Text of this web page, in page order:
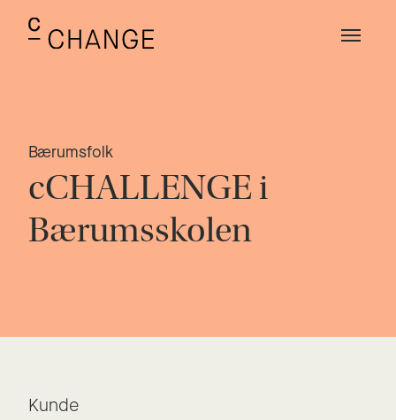
Bærumsfolk
cCHALLENGE i
Bærumsskolen
Kunde